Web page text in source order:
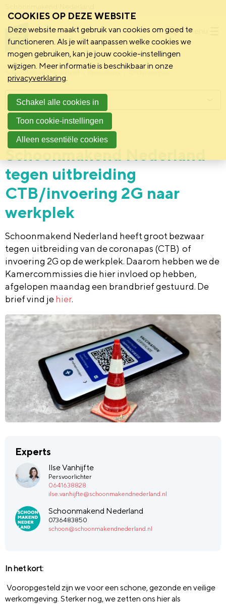
Menu
Schoonmakend Nederland
Standpunt 17 november 2021
Schoonmakend Nederland
tegen uitbreiding
CTB/invoering 2G naar
werkplek
Schoonmakend Nederland heeft groot bezwaar
tegen uitbreiding van de coronapas (CTB) of
invoering 2G op de werkplek. Daarom hebben we de
Kamercommissies die hier invloed op hebben,
afgelopen maandag een brandbrief gestuurd. De
brief vind jehier.
Experts
Ilse Vanhijfte
Persvoorlichter
0641638828
ilse.vanhijfte@schoonmakendnederland.nl
Schoonmakend Nederland
0736483850
schoon@schoonmakendnederland.nl
In het kort:
Vooropgesteld zijn we voor een schone, gezonde en veilige
werkomgeving. Sterker nog, we zetten ons hier als
Menu
COOKIES OP DEZE WEBSITE
Deze website maakt gebruik van cookies om goed te
functioneren. Als je wilt aanpassen welke cookies we
mogen gebruiken, kan je jouw cookie-instellingen
wijzigen. Meer informatie is beschikbaar in onze
privacyverklaring.
Schakel alle cookies in
Toon cookie-instellingen
Alleen essentiële cookies